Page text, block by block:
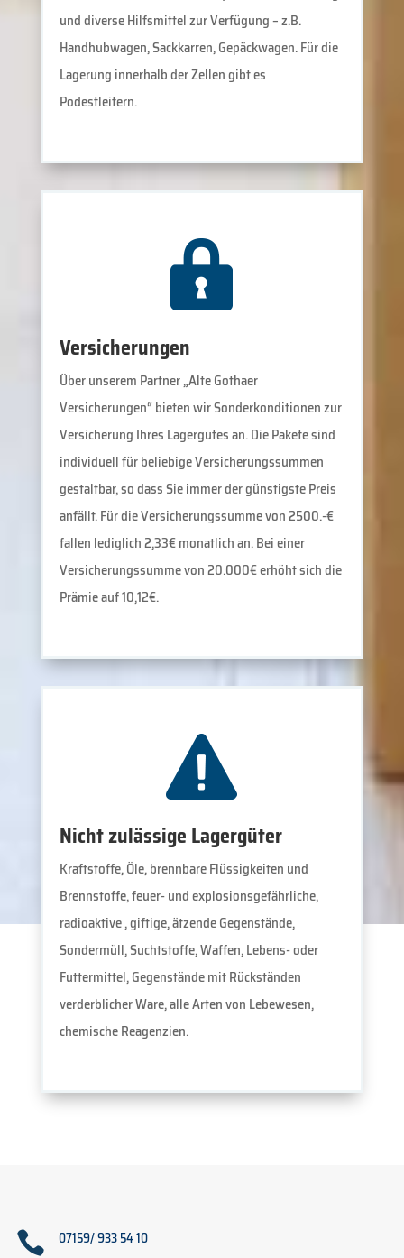
und diverse Hilfsmittel zur Verfügung – z.B.
Handhubwagen, Sackkarren, Gepäckwagen. Für die
Lagerung innerhalb der Zellen gibt es
Podestleitern.
Versicherungen
Über unserem Partner „Alte Gothaer
Versicherungen“ bieten wir Sonderkonditionen zur
Versicherung Ihres Lagergutes an. Die Pakete sind
individuell für beliebige Versicherungssummen
gestaltbar, so dass Sie immer der günstigste Preis
anfällt. Für die Versicherungssumme von 2500.-€
fallen lediglich 2,33€ monatlich an. Bei einer
Versicherungssumme von 20.000€ erhöht sich die
Prämie auf 10,12€.
Nicht zulässige Lagergüter
Kraftstoffe, Öle, brennbare Flüssigkeiten und
Brennstoffe, feuer- und explosionsgefährliche,
radioaktive , giftige, ätzende Gegenstände,
Sondermüll, Suchtstoffe, Waffen, Lebens- oder
Futtermittel, Gegenstände mit Rückständen
verderblicher Ware, alle Arten von Lebewesen,
chemische Reagenzien.
 07159/ 933 54 10